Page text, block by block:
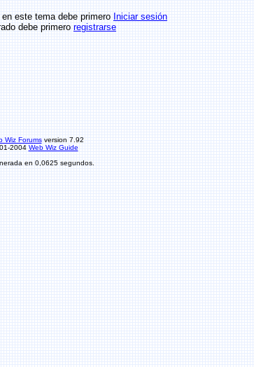
este tema debe primero Iniciar sesión
debe primero registrarse
Wiz Forumsversion 7.92
2004 Web Wiz Guide
en 0,0625 segundos.